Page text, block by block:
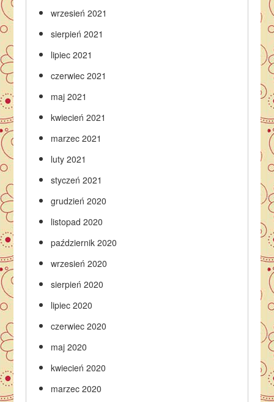
wrzesień 2021
sierpień 2021
lipiec 2021
czerwiec 2021
maj 2021
kwiecień 2021
marzec 2021
luty 2021
styczeń 2021
grudzień 2020
listopad 2020
październik 2020
wrzesień 2020
sierpień 2020
lipiec 2020
czerwiec 2020
maj 2020
kwiecień 2020
marzec 2020